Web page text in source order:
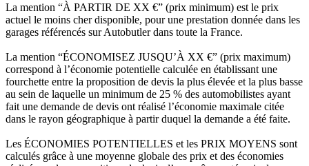
La mention “À PARTIR DE XX €” (prix minimum) est le prix
actuel le moins cher disponible, pour une prestation donnée dans les
garages référencés sur Autobutler dans toute la France.
La mention “ÉCONOMISEZ JUSQU’À XX €” (prix maximum)
correspond à l’économie potentielle calculée en établissant une
fourchette entre la proposition de devis la plus élevée et la plus basse
au sein de laquelle un minimum de 25 % des automobilistes ayant
fait une demande de devis ont réalisé l’économie maximale citée
dans le rayon géographique à partir duquel la demande a été faite.
Les ÉCONOMIES POTENTIELLES et les PRIX MOYENS sont
calculés grâce à une moyenne globale des prix et des économies